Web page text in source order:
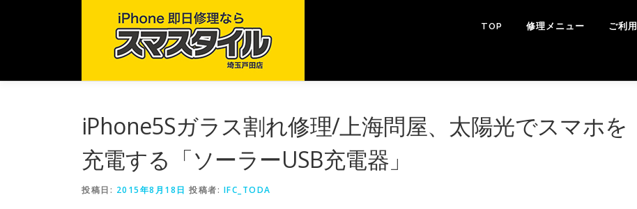
TOP 修理メニュー ご利
iPhone5Sガラス割れ修理/上海問屋、太陽光でスマホを
充電する「ソーラーUSB充電器」
投稿日: 2015年8月18日 投稿者: IFC_TODA